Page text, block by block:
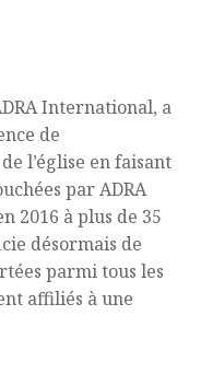
International, a
de
l’église en faisant
par ADRA
2016 à plus de 35
désormais de
parmi tous les
affiliés à une